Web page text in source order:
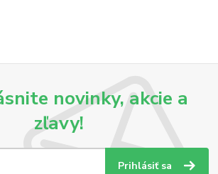
novinky, akcie a
zľavy!
Prihlásiť sa